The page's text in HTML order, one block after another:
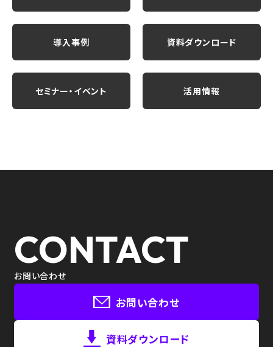
導入事例 資料ダウンロード
セミナー・イベント 活用情報
CONTACT
お問い合わせ
お問い合わせ
資料ダウンロード